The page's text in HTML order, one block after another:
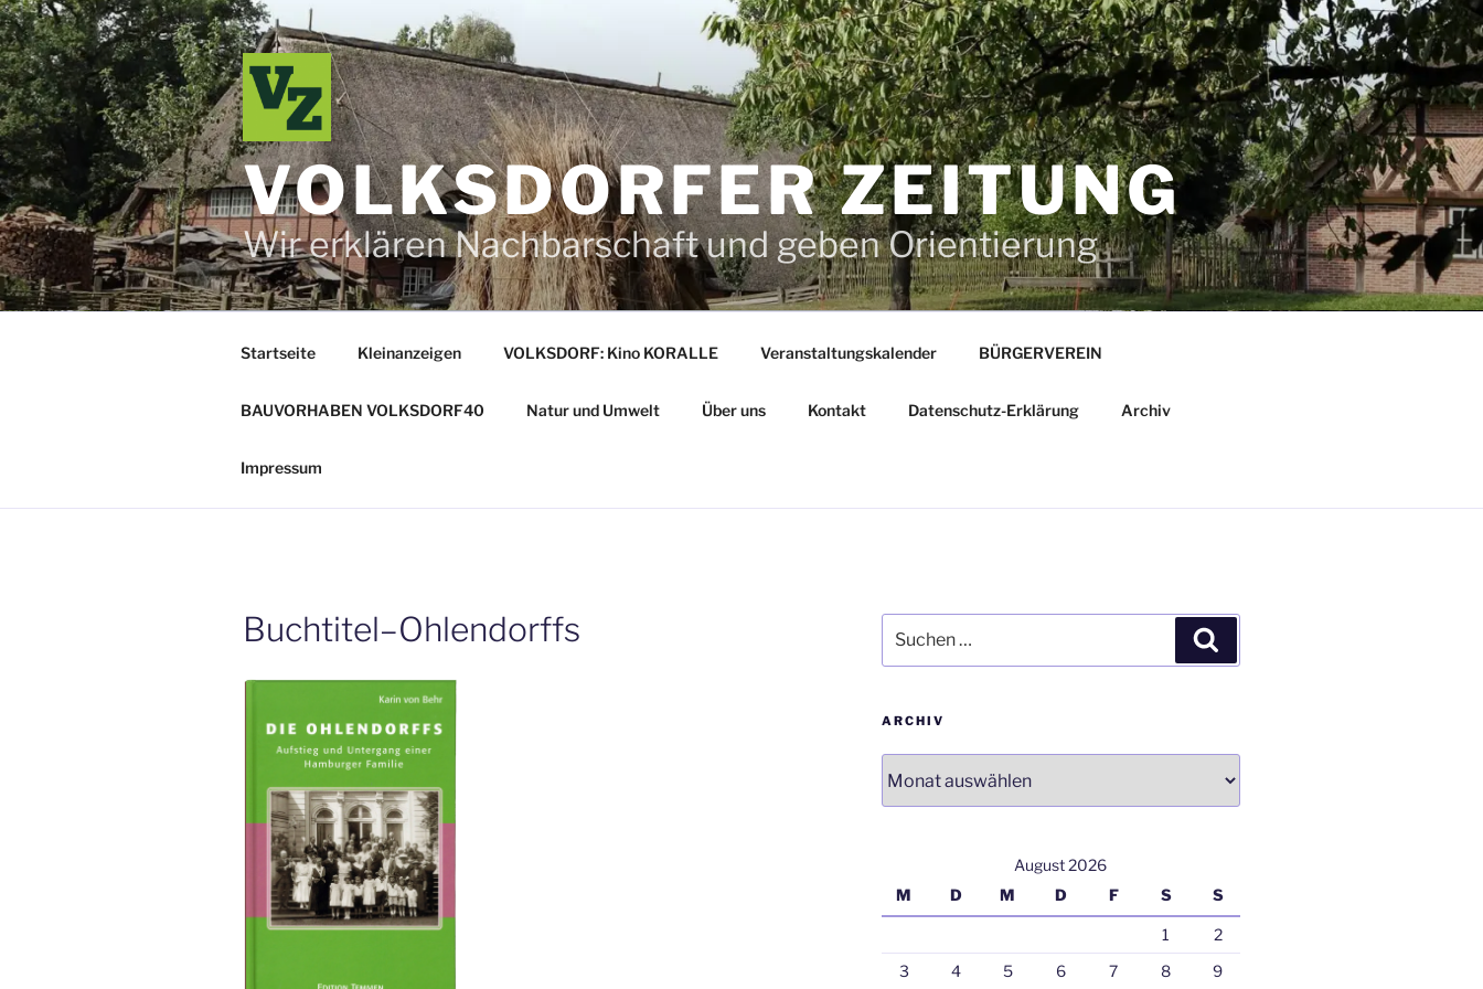
Zum
Inhalt
springen
VOLKSDORFER ZEITUNG
Wir erklären Nachbarschaft und geben Orientierung
Startseite Kleinanzeigen VOLKSDORF: Kino KORALLE Veranstaltungskalender BÜRGERVEREIN
BAUVORHABEN VOLKSDORF40 Natur und Umwelt Über uns Kontakt Datenschutz-Erklärung Archiv
Impressum
Buchtitel–Ohlendorffs
nach:
ARCHIV
August 2026
M
D M D F S S
1
2
3
4 5 6 7 8 9